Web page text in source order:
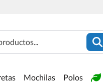
Mochilas Polos